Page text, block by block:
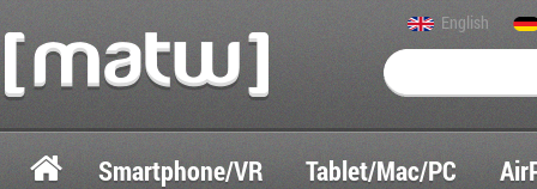
English
Smartphone/VR Tablet/Mac/PC